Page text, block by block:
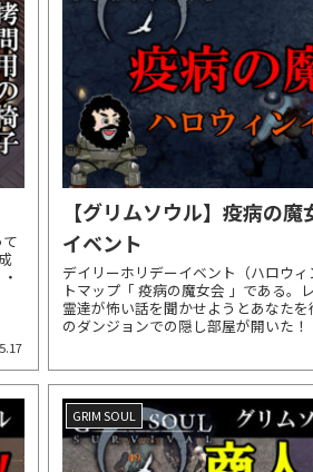
【グリムソウル】疫病の
イベント
デイリーホリデーイベント（ハロウ
トマップ「 疫病の魔女会 」である。
霊達が怖い話を聞かせようとあなた
のダンジョンでの隠し部屋が開いた！
GRIM SOUL